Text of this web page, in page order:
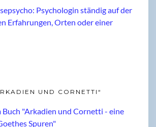
UND CORNETTI“